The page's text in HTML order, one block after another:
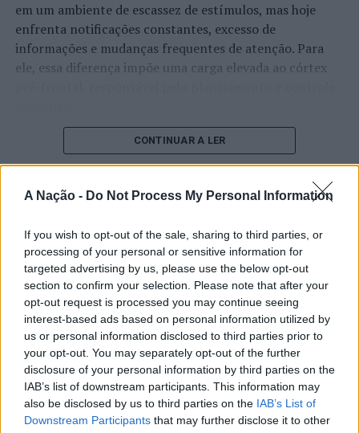
A Nação - Do Not Process My Personal Information
If you wish to opt-out of the sale, sharing to third parties, or
processing of your personal or sensitive information for
targeted advertising by us, please use the below opt-out
section to confirm your selection. Please note that after your
opt-out request is processed you may continue seeing
interest-based ads based on personal information utilized by
us or personal information disclosed to third parties prior to
your opt-out. You may separately opt-out of the further
disclosure of your personal information by third parties on the
IAB’s list of downstream participants. This information may
also be disclosed by us to third parties on the IAB’s List of
Downstream Participants that may further disclose it to other
em um ambiente de escassez de estímulos, mas hoje
enfrenta notificações constantes, excesso de
informações e mudanças frequentes de atenção. Para
ele, essa diferença impõe uma carga elevada ao córtex
O pesquisador afirma que plataformas digitais também
estimulam continuamente o sistema de recompensa do
cérebro, favorecendo a fadiga mental, a dificuldade de
manter a atenção e a procrastinação. Na sua visão,
aumentam a sensação de sobrecarga, enquanto o stress
prolongado pode elevar os níveis de cortisol e
prejudicar o desempenho cognitivo.
Fabiano de Abreu Agrela Rodrigues ressalta que não há
evidências de que o ambiente digital provoque mudanças
genéticas na espécie humana. A adaptação observada,
afirma, ocorre por meio da neuroplasticidade, processo
pelo qual os circuitos neurais se reorganizam em
resposta às experiências.
CONTINUAR A LER
“Millennium Estoril Open 2026”
regressou ao circuito ATP com
vitória do francês Luca Van Assche
Publicado 3 dias atrás on 07/08/2026
Por Ígor Lopes
O “Millennium Estoril Open 2026” decorreu entre os
dias 18 e 26 de julho, no Clube de Ténis do Estoril, em